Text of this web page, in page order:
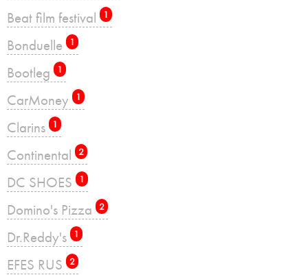
Beat film festival 1
Bonduelle 1
Bootleg 1
CarMoney 1
Clarins 1
Continental 2
DC SHOES 1
Domino's Pizza 2
Dr.Reddy's 1
EFES RUS 2